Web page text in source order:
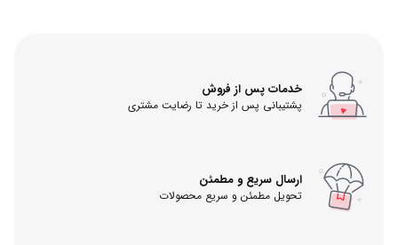
خدمات پس از فروش
پشتیبانی پس از خرید تا رضایت مشتری
ارسال سریع و مطمئن
تحویل مطمئن و سریع محصولات